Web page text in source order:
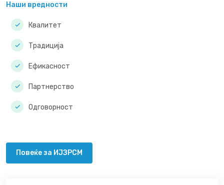
Наши вредности
Квалитет
Традиција
Ефикасност
Партнерство
Одговорност
Повеќе за ИЈЗРСМ